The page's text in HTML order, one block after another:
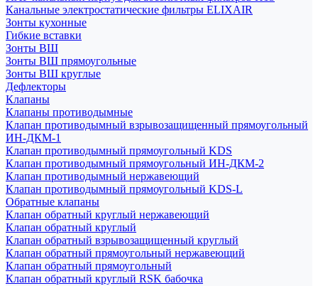
Канальные электростатические фильтры ELIXAIR
Зонты кухонные
Гибкие вставки
Зонты ВШ
Зонты ВШ прямоугольные
Зонты ВШ круглые
Дефлекторы
Клапаны
Клапаны противодымные
Клапан противодымный взрывозащищенный прямоугольный
ИН-ДКМ-1
Клапан противодымный прямоугольный KDS
Клапан противодымный прямоугольный ИН-ДКМ-2
Клапан противодымный нержавеющий
Клапан противодымный прямоугольный KDS-L
Обратные клапаны
Клапан обратный круглый нержавеющий
Клапан обратный круглый
Клапан обратный взрывозащищенный круглый
Клапан обратный прямоугольный нержавеющий
Клапан обратный прямоугольный
Клапан обратный круглый RSK бабочка